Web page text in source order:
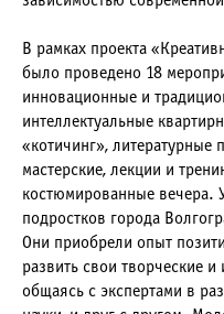
В рамках проекта
было проведено 18
инновационные и
интеллектуальные
«котичинг», литературные
мастерские, лекции и
костюмированные вечера.
подростков города
Они приобрели опыт
развить свои творческие и
общаясь с экспертами в